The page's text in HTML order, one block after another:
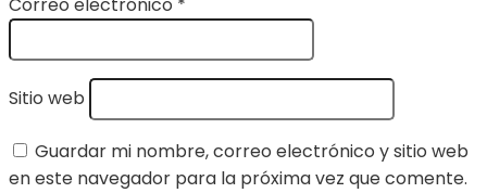
Sitio web
Guardar mi nombre, correo electrónico y sitio web
en este navegador para la próxima vez que comente.